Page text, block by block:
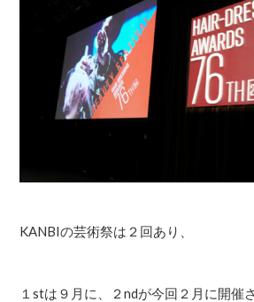
KANBIの芸術祭は２回あり、
１stは９月に、２ndが今回２月に開催